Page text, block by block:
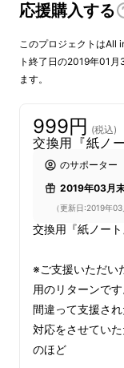
『MemoNote
両方で
便利に「手書
トブック 。
応援購入する
このプロジェクトはAll
ト終了日の2019年01
ます。
999円 (税込)
交換用『紙ノ
のサポーター
2019年03月
（更新日:2019年03
交換用『紙ノー
※ご支援いただい
用のリターンです
間違って支援さ
対応をさせてい
のほど